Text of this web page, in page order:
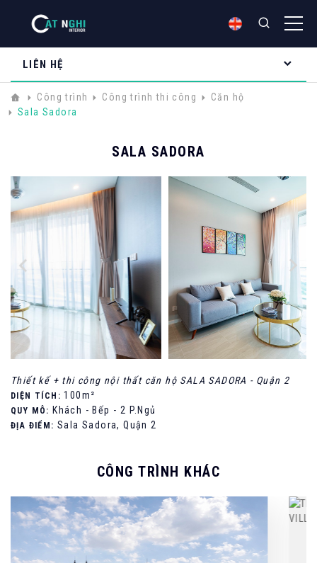
LIÊN HỆ
Công trình Công trình thi công
Căn hộ
Sala Sadora
SALA SADORA
Thiết kế + thi công nội thất căn hộ SALA SADORA - Quận 2
DIỆN TÍCH:100m²
QUY MÔ: Khách - Bếp - 2 P.Ngủ
ĐỊA ĐIỂM: Sala Sadora, Quận 2
CÔNG TRÌNH KHÁC